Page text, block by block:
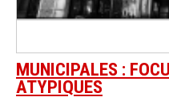
MUNICIPALES :
ATYPIQUES